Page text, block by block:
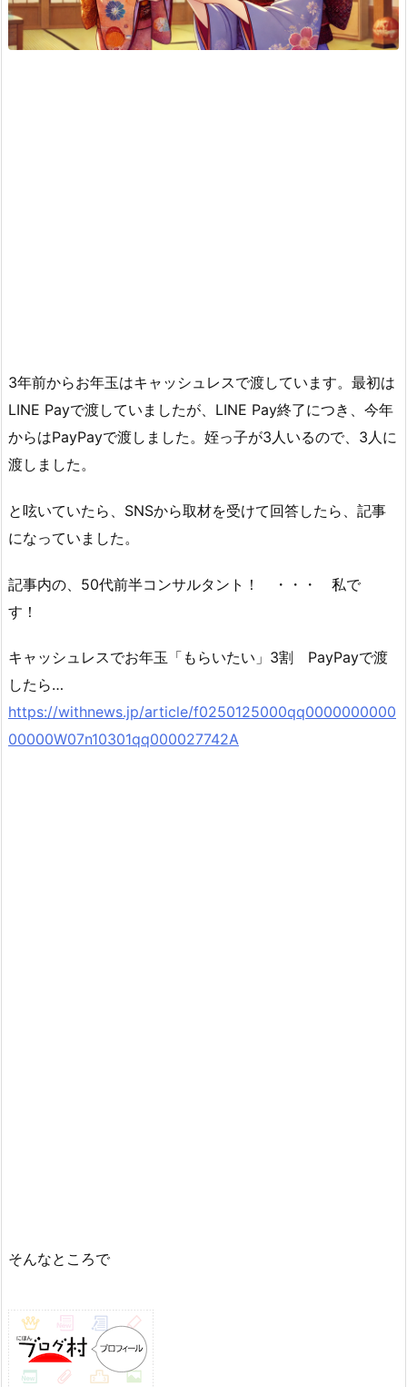
3年前からお年玉はキャッシュレスで渡しています。最初は
LINE Payで渡していましたが、LINE Pay終了につき、今年
からはPayPayで渡しました。姪っ子が3人いるので、3人に
渡しました。
と呟いていたら、SNSから取材を受けて回答したら、記事
になっていました。
記事内の、50代前半コンサルタント！ ・・・ 私で
す！
キャッシュレスでお年玉「もらいたい」3割 PayPayで渡
したら…
https://withnews.jp/article/f0250125000qq0000000000
00000W07n10301qq000027742A
そんなところで